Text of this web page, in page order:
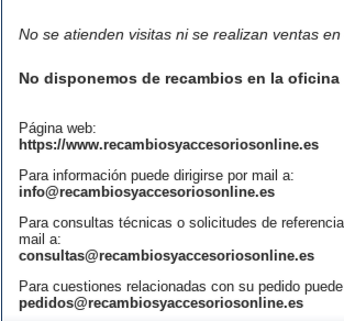
No se atienden visitas ni se realizan ventas en
No disponemos de recambios en la oficina
Página web:
https://www.recambiosyaccesoriosonline.es
Para información puede dirigirse por mail a:
info@recambiosyaccesoriosonline.es
Para consultas técnicas o solicitudes de
mail a:
consultas@recambiosyaccesoriosonline.es
Para cuestiones relacionadas con su pedido
pedidos@recambiosyaccesoriosonline.es